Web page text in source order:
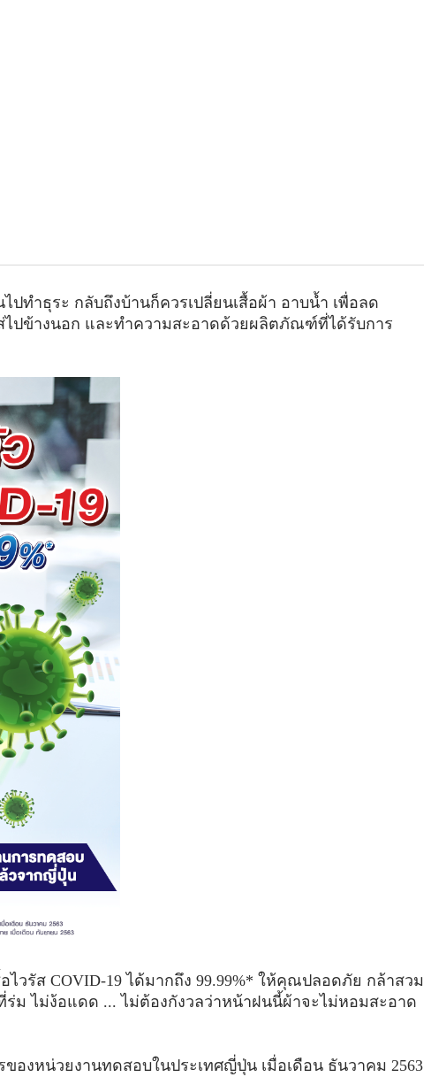
ทำธุระ กลับถึงบ้านก็ควรเปลี่ยนเสื้อผ้า อาบน้ำ เพื่อลด
ไปข้างนอก และทำความสะอาดด้วยผลิตภัณฑ์ที่ได้รับการ
COVID-19 ได้มากถึง 99.99%* ให้คุณปลอดภัย กล้าสวม
ม ไม่ง้อแดด ... ไม่ต้องกังวลว่าหน้าฝนนี้ผ้าจะไม่หอมสะอาด
องหน่วยงานทดสอบในประเทศญี่ปุ่น เมื่อเดือน ธันวาคม 2563